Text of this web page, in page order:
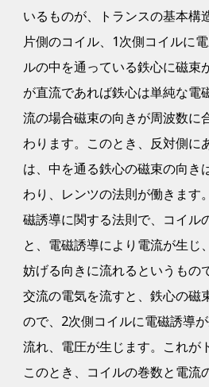
いるものが、トランスの基本構
片側のコイル、1次側コイルに
ルの中を通っている鉄心に磁束
が直流であれば鉄心は単純な電
流の場合磁束の向きが周波数に
わります。このとき、反対側に
は、中を通る鉄心の磁束の向き
わり、レンツの法則が働きます
磁誘導に関する法則で、コイル
と、電磁誘導により電流が生じ
妨げる向きに流れるというもの
交流の電気を流すと、鉄心の磁
ので、2次側コイルに電磁誘導
流れ、電圧が生じます。これが
このとき、コイルの巻数と電流